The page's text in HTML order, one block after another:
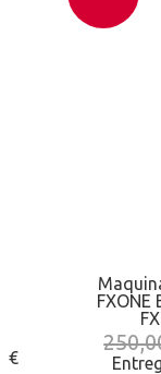
FXONE
€